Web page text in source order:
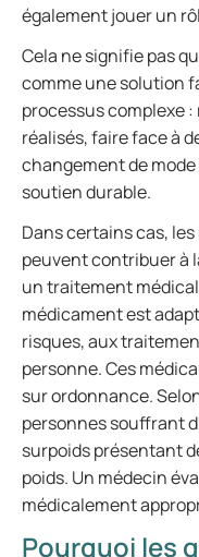
également jouer un
Cela ne signifie pas
comme une solution
processus complexe
réalisés, faire face à
changement de
soutien durable.
Dans certains cas,
peuvent contribuer à
un traitement
médicament est
risques, aux
personne. Ces
sur ordonnance.
personnes souffrant
surpoids présentant
poids. Un médecin
médicalement
Pourquoi les